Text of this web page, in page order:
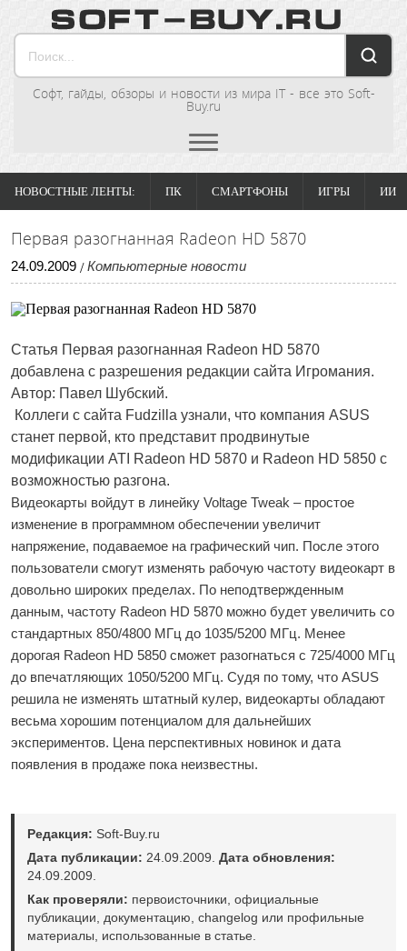
Софт, гайды, обзоры и новости из мира IT - все это Soft-
Buy.ru
НОВОСТНЫЕ ЛЕНТЫ: ПК СМАРТФОНЫ ИГРЫ ИИ
Первая разогнанная Radeon HD 5870
24.09.2009 / Компьютерные новости
Статья Первая разогнанная Radeon HD 5870
добавлена с разрешения редакции сайта Игромания.
Автор: Павел Шубский.
Коллеги с сайта Fudzilla узнали, что компания ASUS
станет первой, кто представит продвинутые
модификации ATI Radeon HD 5870 и Radeon HD 5850 с
возможностью разгона.
Видеокарты войдут в линейку Voltage Tweak – простое
изменение в программном обеспечении увеличит
напряжение, подаваемое на графический чип. После этого
пользователи смогут изменять рабочую частоту видеокарт в
довольно широких пределах. По неподтвержденным
данным, частоту Radeon HD 5870 можно будет увеличить со
стандартных 850/4800 МГц до 1035/5200 МГц. Менее
дорогая Radeon HD 5850 сможет разогнаться с 725/4000 МГц
до впечатляющих 1050/5200 МГц. Судя по тому, что ASUS
решила не изменять штатный кулер, видеокарты обладают
весьма хорошим потенциалом для дальнейших
экспериментов. Цена перспективных новинок и дата
появления в продаже пока неизвестны.
Редакция: Soft-Buy.ru
Дата публикации: 24.09.2009. Дата обновления:
24.09.2009.
Как проверяли: первоисточники, официальные
публикации, документацию, changelog или профильные
материалы, использованные в статье.